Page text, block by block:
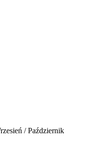
/ Październik